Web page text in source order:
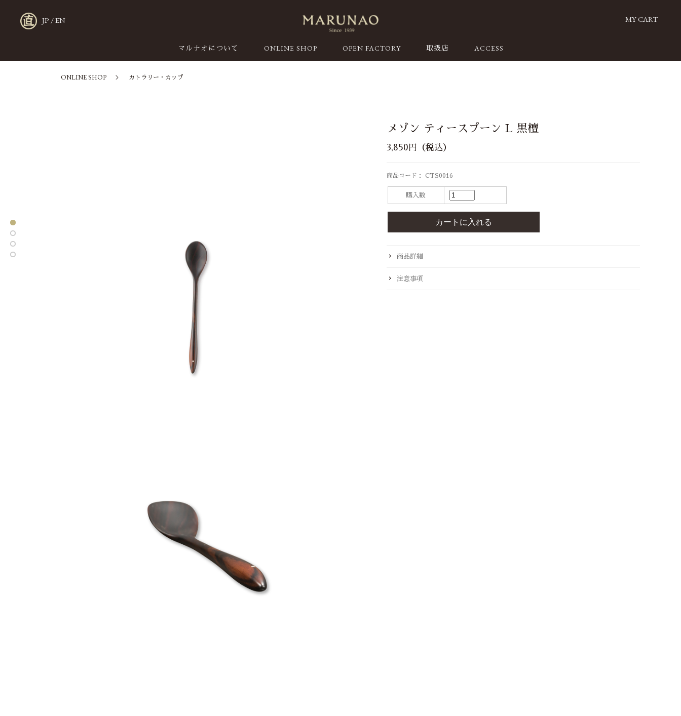
マルナオについて ONLINE SHOP OPEN FACTORY 取扱店 ACCESS
JP /EN MY CART
ONLINE SHOP カトラリー・カップ
メゾン ティースプーン L 黒檀
3,850円（税込）
商品コード： CTS0016
購入数
商品詳細
注意事項